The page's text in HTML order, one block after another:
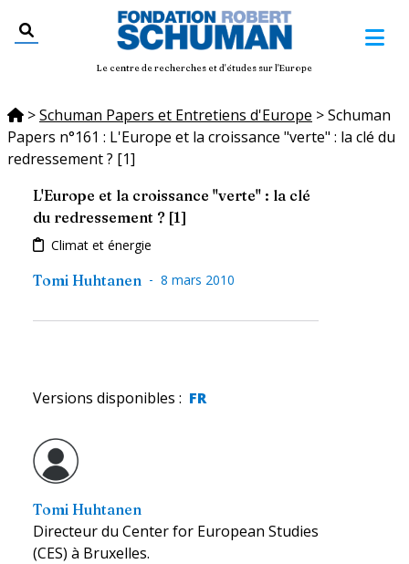
Le centre de recherches et d'études sur l'Europe
>Schuman Papers et Entretiens d'Europe >Schuman
Papers n°161 : L'Europe et la croissance "verte" : la clé du
redressement ? [1]
L'Europe et la croissance "verte" : la clé
du redressement ? [1]
Climat et énergie
Tomi Huhtanen - 8 mars 2010
Versions disponibles : FR
Tomi Huhtanen
Directeur du Center for European Studies
(CES) à Bruxelles.